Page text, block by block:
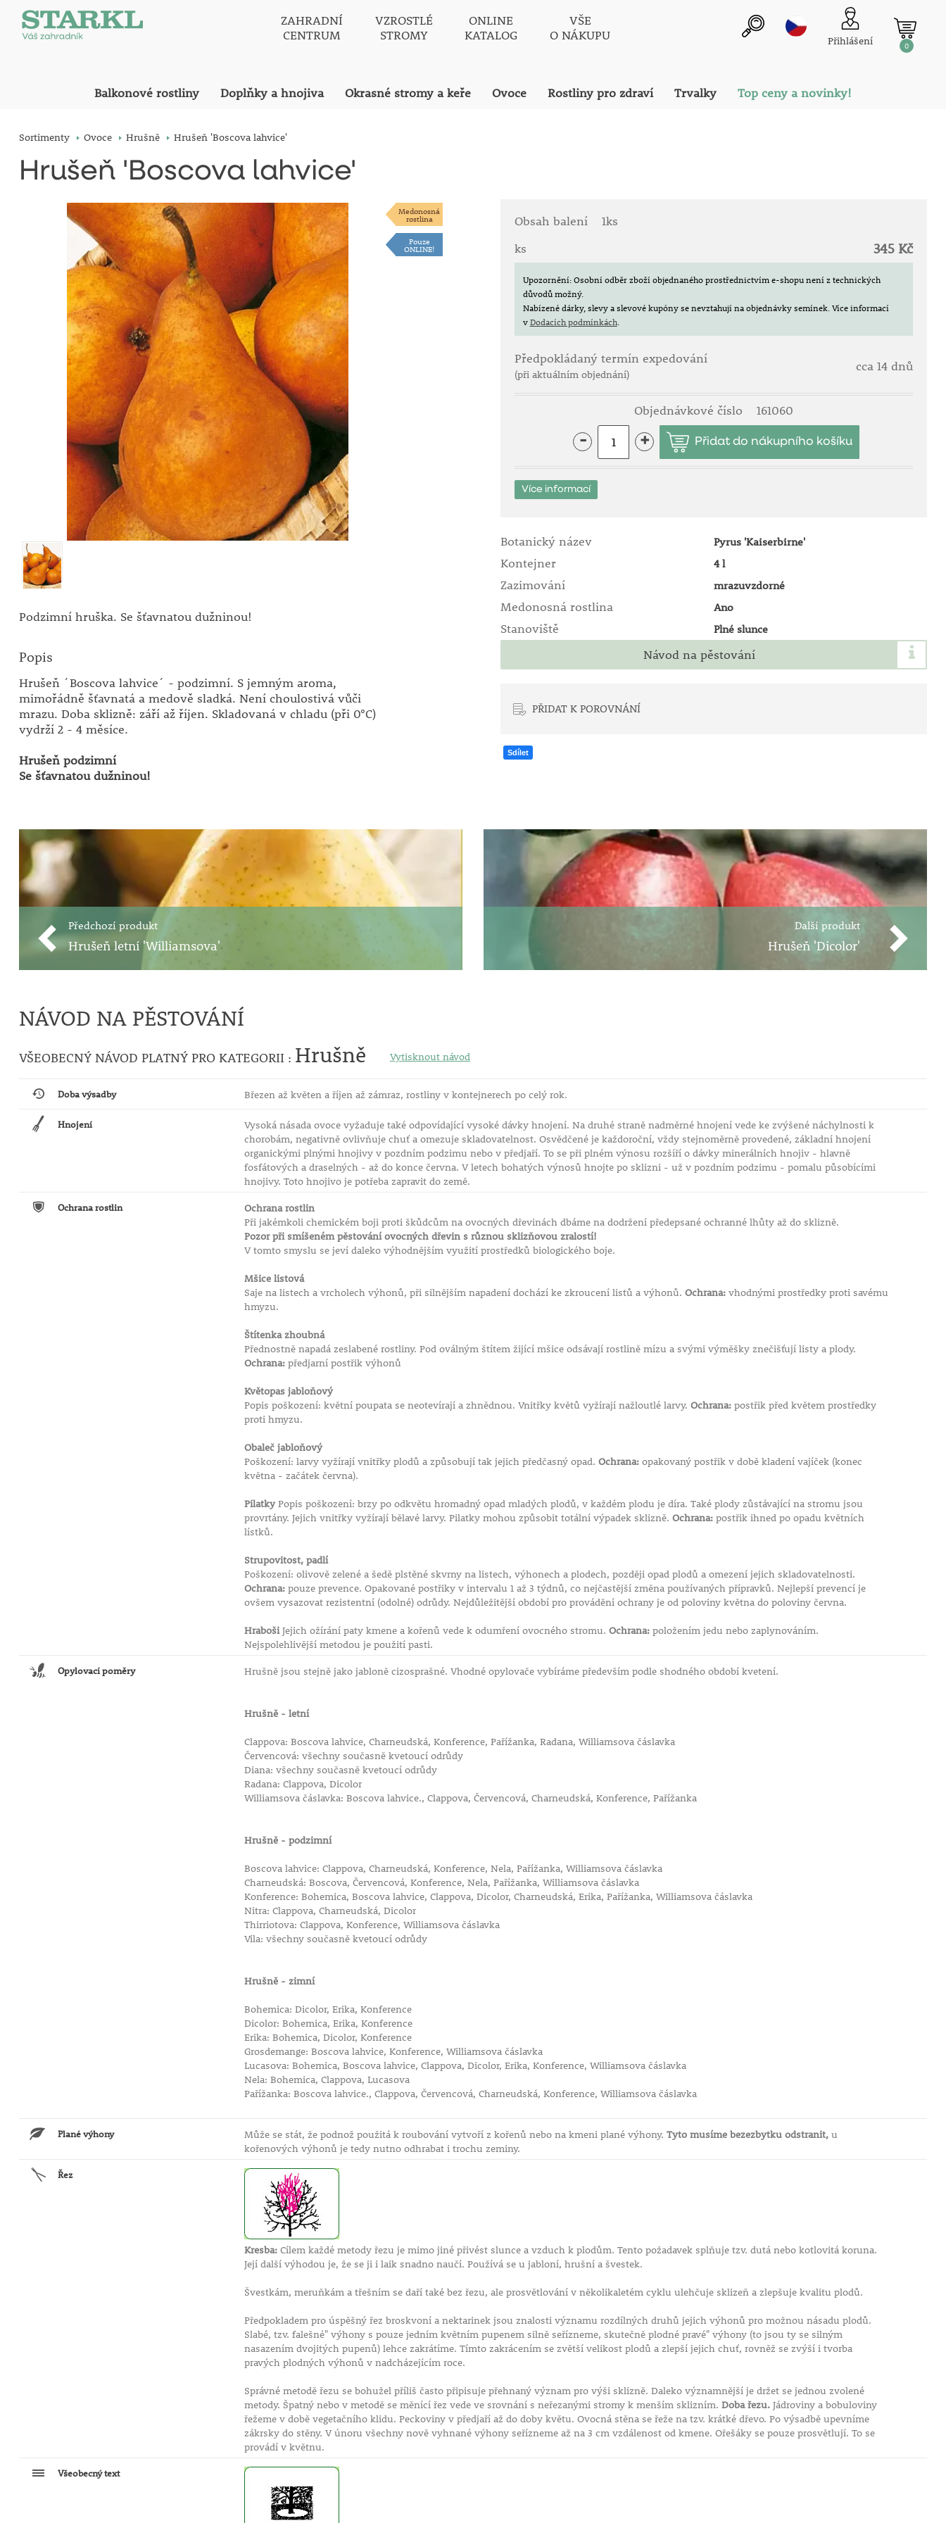
ZAHRADNÍ
CENTRUM
VZROSTLÉ
STROMY
ONLINE
KATALOG
VŠE
O NÁKUPU
Přihlášení 0
Balkonové rostliny Doplňky a hnojiva Okrasné stromy a keře Ovoce Rostliny pro zdraví Trvalky Top ceny a novinky!
Sortimenty Ovoce Hrušně Hrušeň 'Boscova lahvice'
Hrušeň 'Boscova lahvice'
Medonosná
rostlina
Pouze
ONLINE!
Podzimní hruška. Se šťavnatou dužninou!
Popis
Hrušeň ´Boscova lahvice´ - podzimní. S jemným aroma,
mimořádně šťavnatá a medově sladká. Není choulostivá vůči
mrazu. Doba sklizně: září až říjen. Skladovaná v chladu (při 0°C)
vydrží 2 - 4 měsíce.
Hrušeň podzimní
Se šťavnatou dužninou!
Obsah balení
1ks
ks
345 Kč
Upozornění: Osobní odběr zboží objednaného prostřednictvím e-shopu není z technických
důvodů možný.
Nabízené dárky, slevy a slevové kupóny se nevztahují na objednávky semínek. Více informací
vDodacích podmínkách.
Předpokládaný termín expedování
(při aktuálním objednání)
cca 14 dnů
Objednávkové číslo 161060
- +
Více informací
Botanický název Pyrus 'Kaiserbirne'
Kontejner 4 l
Zazimování mrazuvzdorné
Medonosná rostlina Ano
Stanoviště Plné slunce
Návod na pěstování
PŘIDAT K POROVNÁNÍ
Sdílet
Předchozí produkt
Hrušeň letní 'Williamsova'
Další produkt
Hrušeň 'Dicolor'
NÁVOD NA PĚSTOVÁNÍ
VŠEOBECNÝ NÁVOD PLATNÝ PRO KATEGORII : Hrušně Vytisknout návod
Doba výsadby Březen až květen a říjen až zámraz, rostliny v kontejnerech po celý rok.
Hnojení
Vysoká násada ovoce vyžaduje také odpovídající vysoké dávky hnojení. Na druhé straně nadměrné hnojení vede ke zvýšené náchylnosti k
chorobám, negativně ovlivňuje chuť a omezuje skladovatelnost. Osvědčené je každoroční, vždy stejnoměrně provedené, základní hnojení
organickými plnými hnojivy v pozdním podzimu nebo v předjaří. To se při plném výnosu rozšíří o dávky minerálních hnojiv - hlavně
fosfátových a draselných - až do konce června. V letech bohatých výnosů hnojte po sklizni - už v pozdním podzimu - pomalu působícími
hnojivy. Toto hnojivo je potřeba zapravit do země.
Ochrana rostlin
Ochrana rostlin
Při jakémkoli chemickém boji proti škůdcům na ovocných dřevinách dbáme na dodržení předepsané ochranné lhůty až do sklizně.
Pozor při smíšeném pěstování ovocných dřevin s různou sklizňovou zralostí!
V tomto smyslu se jeví daleko výhodnějším využití prostředků biologického boje.
Mšice listová
Saje na listech a vrcholech výhonů, při silnějším napadení dochází ke zkroucení listů a výhonů. Ochrana:vhodnými prostředky proti savému
hmyzu.
Štítenka zhoubná
Přednostně napadá zeslabené rostliny. Pod oválným štítem žijící mšice odsávají rostlině mízu a svými výměšky znečišťují listy a plody.
Ochrana:předjarní postřik výhonů
Květopas jabloňový
Popis poškození: květní poupata se neotevírají a zhnědnou. Vnitřky květů vyžírají nažloutlé larvy. Ochrana:postřik před květem prostředky
proti hmyzu.
Obaleč jabloňový
Poškození: larvy vyžírají vnitřky plodů a způsobují tak jejich předčasný opad. Ochrana:opakovaný postřik v době kladení vajíček (konec
května - začátek června).
PilatkyPopis poškození: brzy po odkvětu hromadný opad mladých plodů, v každém plodu je díra. Také plody zůstávající na stromu jsou
provrtány. Jejich vnitřky vyžírají bělavé larvy. Pilatky mohou způsobit totální výpadek sklizně. Ochrana:postřik ihned po opadu květních
lístků.
Strupovitost, padlí
Poškození: olivově zelené a šedě plstěné skvrny na listech, výhonech a plodech, později opad plodů a omezení jejich skladovatelnosti.
Ochrana:pouze prevence. Opakované postřiky v intervalu 1 až 3 týdnů, co nejčastější změna používaných přípravků. Nejlepší prevencí je
ovšem vysazovat rezistentní (odolné) odrůdy. Nejdůležitější období pro provádění ochrany je od poloviny května do poloviny června.
HrabošiJejich ožírání paty kmene a kořenů vede k odumření ovocného stromu. Ochrana:položením jedu nebo zaplynováním.
Nejspolehlivější metodou je použití pasti.
Opylovací poměry Hrušně jsou stejně jako jabloně cizosprašné. Vhodné opylovače vybíráme především podle shodného období kvetení.
Hrušně - letní
Clappova: Boscova lahvice, Charneudská, Konference, Pařížanka, Radana, Williamsova čáslavka
Červencová: všechny současně kvetoucí odrůdy
Diana: všechny současně kvetoucí odrůdy
Radana: Clappova, Dicolor
Williamsova čáslavka: Boscova lahvice., Clappova, Červencová, Charneudská, Konference, Pařížanka
Hrušně - podzimní
Boscova lahvice: Clappova, Charneudská, Konference, Nela, Pařížanka, Williamsova čáslavka
Charneudská: Boscova, Červencová, Konference, Nela, Pařížanka, Williamsova čáslavka
Konference: Bohemica, Boscova lahvice, Clappova, Dicolor, Charneudská, Erika, Pařížanka, Williamsova čáslavka
Nitra: Clappova, Charneudská, Dicolor
Thirriotova: Clappova, Konference, Williamsova čáslavka
Vila: všechny současně kvetoucí odrůdy
Hrušně - zimní
Bohemica: Dicolor, Erika, Konference
Dicolor: Bohemica, Erika, Konference
Erika: Bohemica, Dicolor, Konference
Grosdemange: Boscova lahvice, Konference, Williamsova čáslavka
Lucasova: Bohemica, Boscova lahvice, Clappova, Dicolor, Erika, Konference, Williamsova čáslavka
Nela: Bohemica, Clappova, Lucasova
Pařížanka: Boscova lahvice., Clappova, Červencová, Charneudská, Konference, Williamsova čáslavka
Plané výhony Může se stát, že podnož použitá k roubování vytvoří z kořenů nebo na kmeni plané výhony. Tyto musíme bezezbytku odstranit,u
kořenových výhonů je tedy nutno odhrabat i trochu zeminy.
Řez
Kresba:Cílem každé metody řezu je mimo jiné přivést slunce a vzduch k plodům. Tento požadavek splňuje tzv. dutá nebo kotlovitá koruna.
Její další výhodou je, že se ji i laik snadno naučí. Používá se u jabloní, hrušní a švestek.
Švestkám, meruňkám a třešním se daří také bez řezu, ale prosvětlování v několikaletém cyklu ulehčuje sklizeň a zlepšuje kvalitu plodů.
Předpokladem pro úspěšný řez broskvoní a nektarinek jsou znalosti významu rozdílných druhů jejich výhonů pro možnou násadu plodů.
Slabé, tzv. falešné" výhony s pouze jedním květním pupenem silně seřízneme, skutečně plodné pravé" výhony (to jsou ty se silným
nasazením dvojitých pupenů) lehce zakrátíme. Tímto zakrácením se zvětší velikost plodů a zlepší jejich chuť, rovněž se zvýší i tvorba
pravých plodných výhonů v nadcházejícím roce.
Správné metodě řezu se bohužel příliš často připisuje přehnaný význam pro výši sklizně. Daleko významnější je držet se jednou zvolené
metody. Špatný nebo v metodě se měnící řez vede ve srovnání s neřezanými stromy k menším sklizním. Doba řezu.Jádroviny a bobuloviny
řežeme v době vegetačního klidu. Peckoviny v předjaří až do doby květu. Ovocná stěna se řeže na tzv. krátké dřevo. Po výsadbě upevníme
zákrsky do stěny. V únoru všechny nově vyhnané výhony seřízneme až na 3 cm vzdálenost od kmene. Ořešáky se pouze prosvětlují. To se
provádí v květnu.
Všeobecný text